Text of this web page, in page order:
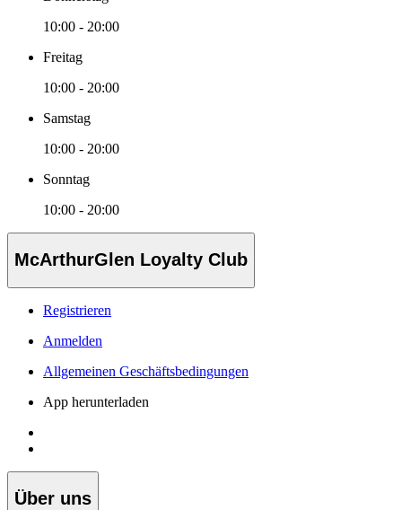
10:00 - 20:00
Freitag
10:00 - 20:00
Samstag
10:00 - 20:00
Sonntag
10:00 - 20:00
McArthurGlen Loyalty Club
Registrieren
Anmelden
Allgemeinen Geschäftsbedingungen
App herunterladen
Über uns